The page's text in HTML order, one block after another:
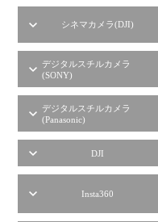
シネマカメラ(DJI)
デジタルスチルカメラ
(SONY)
デジタルスチルカメラ
(Panasonic)
DJI
Insta360